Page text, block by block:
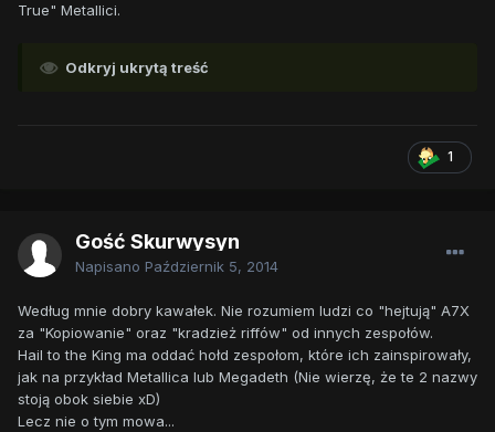
True" Metallici.
Odkryj ukrytą treść
1
Gość Skurwysyn
Napisano Październik 5, 2014
Według mnie dobry kawałek. Nie rozumiem ludzi co "hejtują" A7X
za "Kopiowanie" oraz "kradzież riffów" od innych zespołów.
Hail to the King ma oddać hołd zespołom, które ich zainspirowały,
jak na przykład Metallica lub Megadeth (Nie wierzę, że te 2 nazwy
stoją obok siebie xD)
Lecz nie o tym mowa...